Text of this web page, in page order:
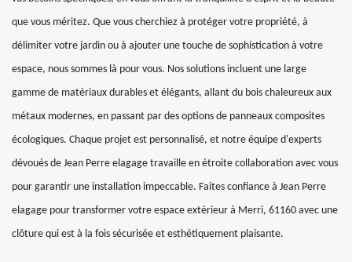
que vous méritez. Que vous cherchiez à protéger votre propriété, à
délimiter votre jardin ou à ajouter une touche de sophistication à votre
espace, nous sommes là pour vous. Nos solutions incluent une large
gamme de matériaux durables et élégants, allant du bois chaleureux aux
métaux modernes, en passant par des options de panneaux composites
écologiques. Chaque projet est personnalisé, et notre équipe d'experts
dévoués de Jean Perre elagage travaille en étroite collaboration avec vous
pour garantir une installation impeccable. Faites confiance à Jean Perre
elagage pour transformer votre espace extérieur à Merri, 61160 avec une
clôture qui est à la fois sécurisée et esthétiquement plaisante.